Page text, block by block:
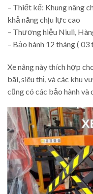
– Thiết kế: Khung nâng
khả năng chịu lực cao
– Thương hiệu Niuli,
– Bảo hành 12 tháng (
Xe nâng này thích hợp
bãi, siêu thị, và các khu
cũng có các bảo hành và